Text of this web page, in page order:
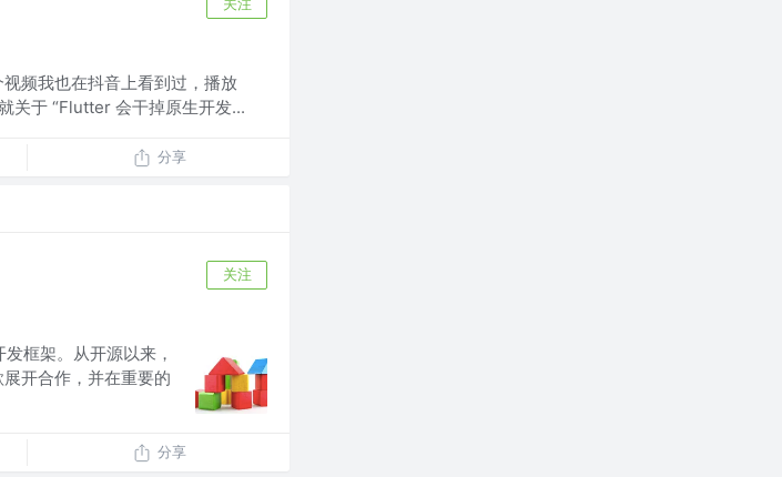
频我也在抖音上看到过，播放
关于 “Flutter 会干掉原生开发...
分享
关注
框架。从开源以来，
开合作，并在重要的
分享